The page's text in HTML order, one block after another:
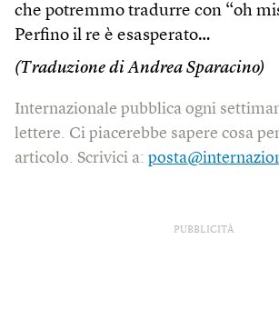
che potremmo tradurre con “oh
Perfino il re è esasperato…
(Traduzione di Andrea Sparacino)
Internazionale pubblica ogni
lettere. Ci piacerebbe sapere cosa
articolo. Scrivici a:
PUBBLICITÀ